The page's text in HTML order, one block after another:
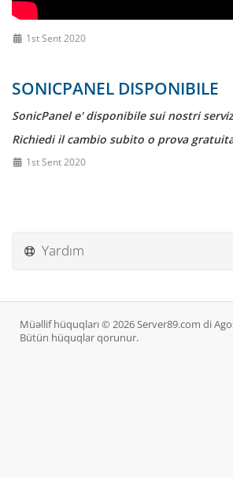
1st Sent 2020
SONICPANEL DISPONIBILE
SonicPanel e' disponibile sui nostri
Richiedi il cambio subito o prova
1st Sent 2020
Yardım
Müəllif hüquqları © 2026 Server89.com di
Bütün hüquqlar qorunur.